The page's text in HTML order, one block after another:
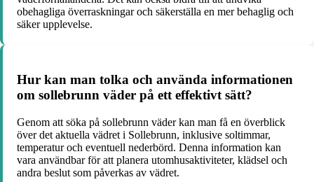
obehagliga överraskningar och säkerställa en mer behaglig och
säker upplevelse.
Hur kan man tolka och använda informationen
om sollebrunn väder på ett effektivt sätt?
Genom att söka på sollebrunn väder kan man få en överblick
över det aktuella vädret i Sollebrunn, inklusive soltimmar,
temperatur och eventuell nederbörd. Denna information kan
vara användbar för att planera utomhusaktiviteter, klädsel och
andra beslut som påverkas av vädret.